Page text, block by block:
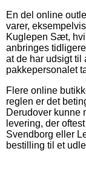
En del online
varer,
Kuglepen Sæt,
anbringes
at de har udsigt til
pakkepersonalet
Flere online
reglen er det
Derudover kunne
levering, der
Svendborg eller
bestilling til et